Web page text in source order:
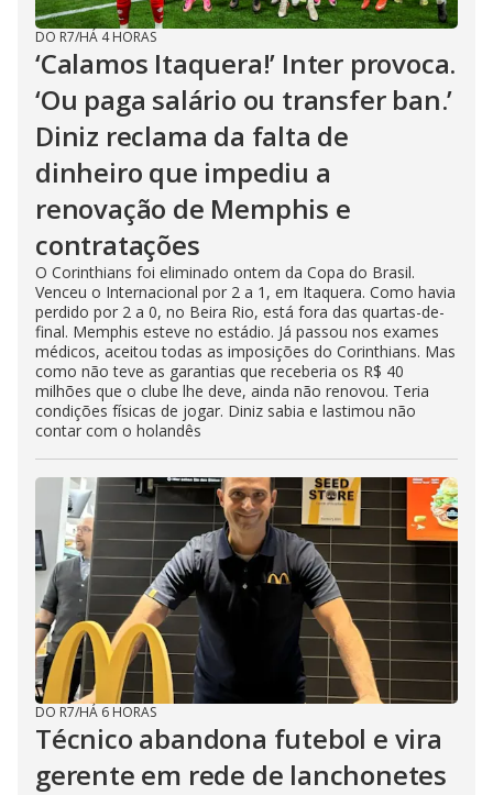
DO R7/HÁ 4 HORAS
‘Calamos Itaquera!’ Inter provoca.
‘Ou paga salário ou transfer ban.’
Diniz reclama da falta de
dinheiro que impediu a
renovação de Memphis e
contratações
O Corinthians foi eliminado ontem da Copa do Brasil.
Venceu o Internacional por 2 a 1, em Itaquera. Como havia
perdido por 2 a 0, no Beira Rio, está fora das quartas-de-
final. Memphis esteve no estádio. Já passou nos exames
médicos, aceitou todas as imposições do Corinthians. Mas
como não teve as garantias que receberia os R$ 40
milhões que o clube lhe deve, ainda não renovou. Teria
condições físicas de jogar. Diniz sabia e lastimou não
contar com o holandês
DO R7/HÁ 6 HORAS
Técnico abandona futebol e vira
gerente em rede de lanchonetes